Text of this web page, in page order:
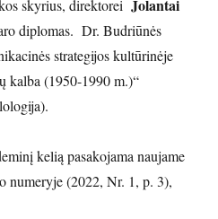
skyrius, direktoreiJolantai
diplomas. Dr. Budriūnės
strategijos kultūrinėje
kalba (1950-1990 m.)“
kelią pasakojama naujame
numeryje (2022, Nr. 1, p. 3),